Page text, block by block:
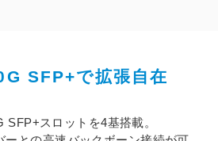
SFP+で拡張自在
SFP+スロットを4基搭載。